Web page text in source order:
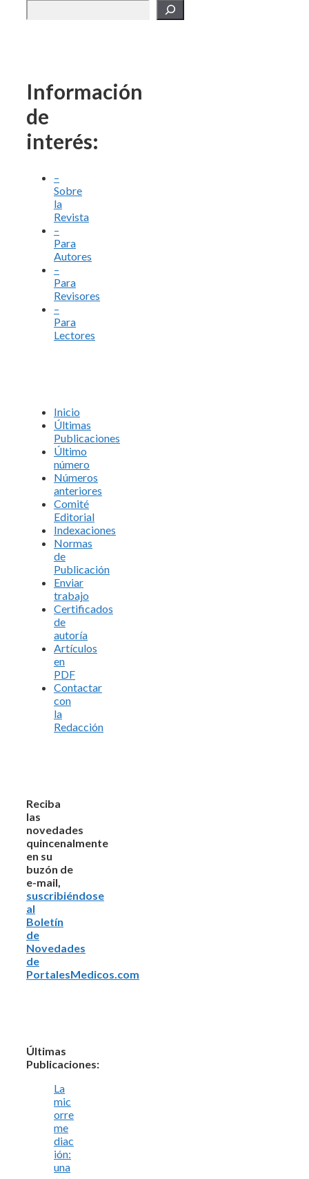
Información
de
interés:
–
Sobre
la
Revista
–
Para
Autores
–
Para
Revisores
–
Para
Lectores
Inicio
Últimas
Publicaciones
Último
número
Números
anteriores
Comité
Editorial
Indexaciones
Normas
de
Publicación
Enviar
trabajo
Certificados
de
autoría
Artículos
en
PDF
Contactar
con
la
Redacción
Reciba
las
novedades
quincenalmente
en su
buzón de
e-mail,
suscribiéndose
al
Boletín
de
Novedades
de
PortalesMedicos.com
Últimas
Publicaciones:
La
mic
orre
me
diac
ión:
una